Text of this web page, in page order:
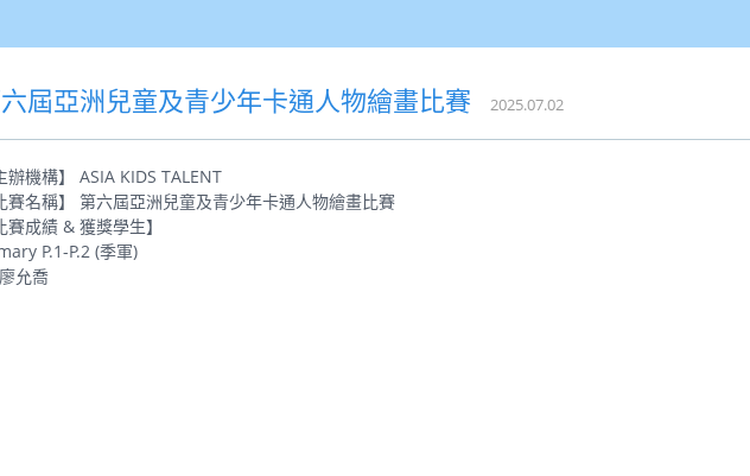
屆亞洲兒童及青少年卡通人物繪畫比賽 2025.07.02
辦機構】 ASIA KIDS TALENT
賽名稱】 第六屆亞洲兒童及青少年卡通人物繪畫比賽
賽成績 & 獲獎學生】
P.1-P.2 (季軍)
允喬